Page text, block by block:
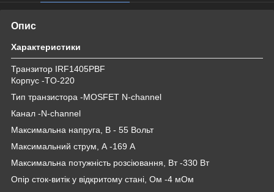
Опис
Характеристики
Транзитор IRF1405PBF
Корпус -TO-220
Тип транзистора -MOSFET N-channel
Канал -N-channel
Максимальна напруга, В - 55 Вольт
Максимальний струм, А -169 А
Максимальна потужність розсіювання, Вт -330 Вт
Опір сток-витік у відкритому стані, Ом -4 мОм